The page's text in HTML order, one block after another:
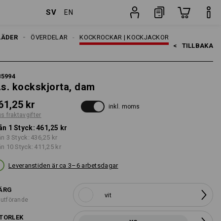
SV EN
KOCKROCKAR | KOCKJACKOR
ÖVERDELAR
< TILLBAKA
kockskjorta, dam
kr
fraktavgifter
inkl. moms
1 Styck: 461,25 kr
3 Styck: 436,25 kr
10 Styck: 411,25 kr
Leveranstiden är ca 3–6 arbetsdagar
vit